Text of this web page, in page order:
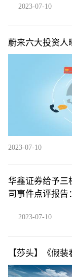
2023-07-10
蔚来六大投资人
敏洪排不上号
2023-07-10
华鑫证券给予三
司事件点评报告
2023-07-10
【莎头】《假装